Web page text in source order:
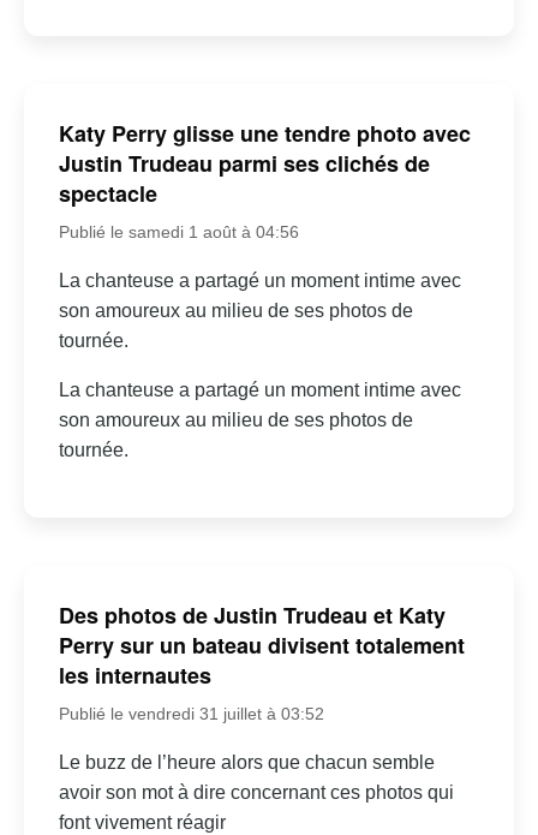
Katy Perry glisse une tendre photo avec
Justin Trudeau parmi ses clichés de
spectacle
Publié le samedi 1 août à 04:56
La chanteuse a partagé un moment intime avec
son amoureux au milieu de ses photos de
tournée.
La chanteuse a partagé un moment intime avec
son amoureux au milieu de ses photos de
tournée.
Des photos de Justin Trudeau et Katy
Perry sur un bateau divisent totalement
les internautes
Publié le vendredi 31 juillet à 03:52
Le buzz de l’heure alors que chacun semble
avoir son mot à dire concernant ces photos qui
font vivement réagir